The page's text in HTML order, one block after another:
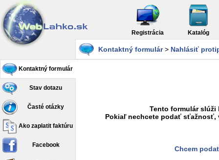
Registrácia Katalóg
Kontaktný formulár
Stav dotazu
Časté otázky
Ako zaplatit faktúru
Facebook
Kontaktný formulár> Nahlásiť
Tento formulár
Pokiaľ nechcete podať
Chcem